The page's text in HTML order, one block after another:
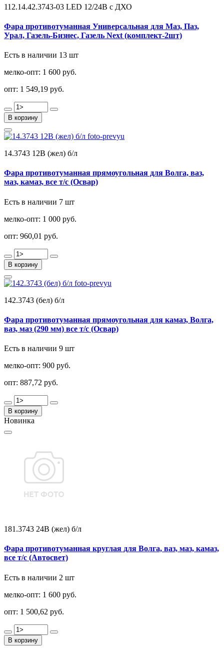
112.14.42.3743-03 LED 12/24В с ДХО
Фара противотуманная Универсальная для Маз, Паз,
Урал, Газель-Бизнес, Газель Next (комплект-2шт)
Есть в наличии 13 шт
мелко-опт: 1 600 руб.
опт: 1 549,19 руб.
В корзину
14.3743 12В (жел) б/л
Фара противотуманная прямоугольная для Волга, ваз,
маз, камаз, все т/с (Освар)
Есть в наличии 7 шт
мелко-опт: 1 000 руб.
опт: 960,01 руб.
В корзину
142.3743 (бел) б/л
Фара противотуманная прямоугольная для камаз, Волга,
ваз, маз (290 мм) все т/с (Освар)
Есть в наличии 9 шт
мелко-опт: 900 руб.
опт: 887,72 руб.
В корзину
Новинка
181.3743 24В (жел) б/л
Фара противотуманная круглая для Волга, ваз, маз, камаз,
все т/с (Автосвет)
Есть в наличии 2 шт
мелко-опт: 1 600 руб.
опт: 1 500,62 руб.
В корзину